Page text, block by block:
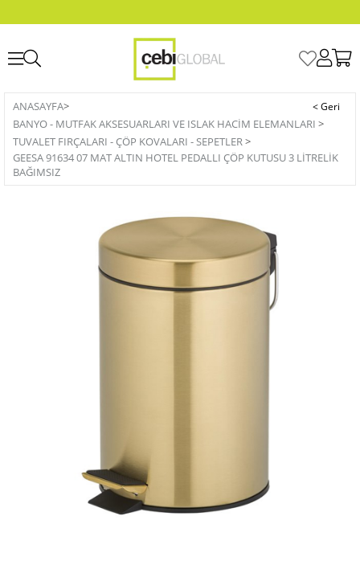
ANASAYFA>
BANYO - MUTFAK AKSESUARLARI VE ISLAK HACIM ELEMANLARI >
TUVALET FIRÇALARI - ÇÖP KOVALARI - SEPETLER>
GEESA 91634 07 MAT ALTIN HOTEL PEDALLI ÇÖP KUTUSU 3 LİTRELİK
BAĞIMSIZ